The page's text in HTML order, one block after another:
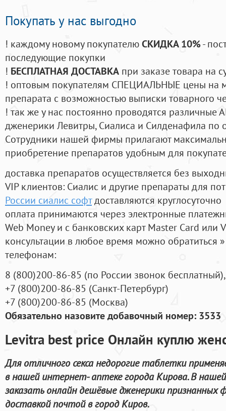
Покупать у нас выгодно
! каждому новому покупателюСКИДКА 10%-
последующие покупки
! БЕСПЛАТНАЯ ДОСТАВКА при заказе товара на
! оптовым покупателям СПЕЦИАЛЬНЫЕ цены на
препарата с возможностью выписки товарного
! так же у нас постоянно проводятся
дженерики Левитры, Сиалиса и Силденафила по
Cотрудники нашей фирмы прилагают
приобретение препаратов удобным для
доставка препаратов осуществляется без
VIP клиентов: Сиалис и другие препараты для
России сиалис софтдоставляются круглосуточно
оплата принимаются через электронные
Web Money и с банковских карт Master Card или
консультации в любое время можно обратиться
телефонам:
8 (800)200-86-85 (по России звонок бесплатный),
+7 (800)200-86-85 (Санкт-Петербург)
+7 (800)200-86-85 (Москва)
Обязательно назовите добавочный номер: 3533
Levitra best price Онлайн куплю
Для отличного секса недорогие таблетки
в нашей интернет- аптеке города Кирова. В
заказать онлайн дешёвые дженерики признанных
доставкой почтой в город Киров.